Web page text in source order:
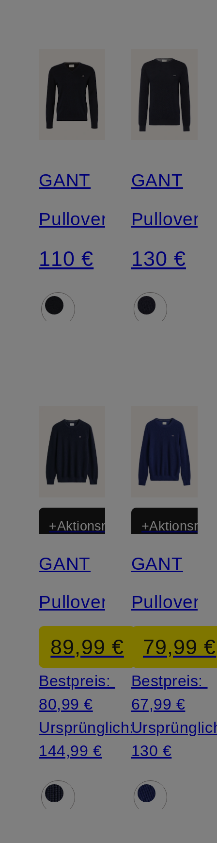
GANT
Pullover
110 €
GANT
Pullover
130 €
+Aktionsrabatt
GANT
Pullover
89,99 €
Bestpreis:
80,99 €
Ursprünglich:
144,99 €
GANT
Pullover
79,99 €
Bestpreis:
67,99 €
130 €